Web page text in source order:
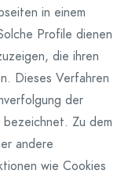
in einem
Profile dienen
die ihren
Dieses Verfahren
der
Zu dem
andere
wie Cookies